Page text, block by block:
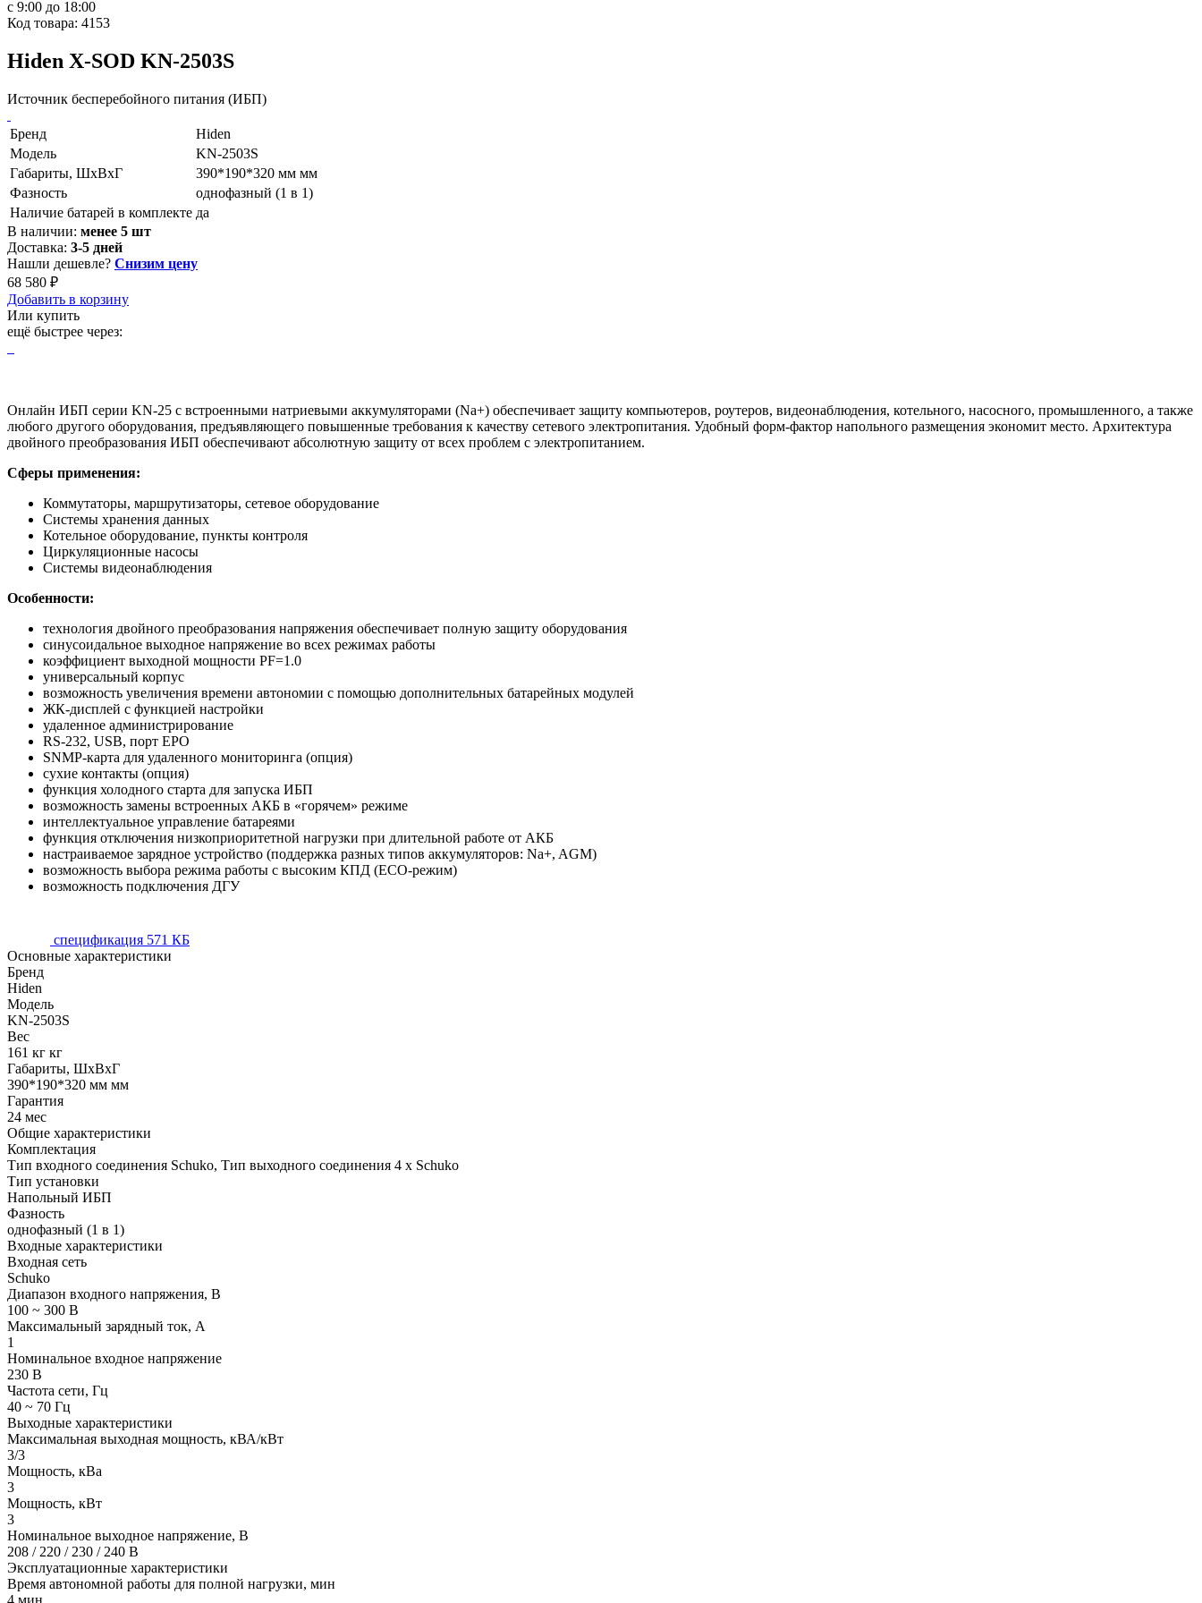
с 9:00 до 18:00
Код товара: 4153
Hiden X-SOD KN-2503S
Источник бесперебойного питания (ИБП)
Бренд
Hiden
Модель
KN-2503S
Габариты, ШхВхГ
390*190*320 мм мм
Фазность
однофазный (1 в 1)
Наличие батарей в комплекте да
В наличии: менее 5 шт
Доставка: 3-5 дней
Нашли дешевле? Снизим цену
68 580 ₽
Добавить в корзину
Или купить
ещё быстрее через:
Онлайн ИБП серии KN-25 с встроенными натриевыми аккумуляторами (Na+) обеспечивает защиту компьютеров, роутеров, видеонаблюдения, котельного, насосного, промышленного, а также
любого другого оборудования, предъявляющего повышенные требования к качеству сетевого электропитания. Удобный форм-фактор напольного размещения экономит место. Архитектура
двойного преобразования ИБП обеспечивают абсолютную защиту от всех проблем с электропитанием.
Сферы применения:
Коммутаторы, маршрутизаторы, сетевое оборудование
Системы хранения данных
Котельное оборудование, пункты контроля
Циркуляционные насосы
Системы видеонаблюдения
Особенности:
технология двойного преобразования напряжения обеспечивает полную защиту оборудования
синусоидальное выходное напряжение во всех режимах работы
коэффициент выходной мощности PF=1.0
универсальный корпус
возможность увеличения времени автономии с помощью дополнительных батарейных модулей
ЖК-дисплей с функцией настройки
удаленное администрирование
RS-232, USB, порт EPO
SNMP-карта для удаленного мониторинга (опция)
сухие контакты (опция)
функция холодного старта для запуска ИБП
возможность замены встроенных АКБ в «горячем» режиме
интеллектуальное управление батареями
функция отключения низкоприоритетной нагрузки при длительной работе от АКБ
настраиваемое зарядное устройство (поддержка разных типов аккумуляторов: Na+, AGM)
возможность выбора режима работы с высоким КПД (ECO-режим)
возможность подключения ДГУ
спецификация 571 КБ
Основные характеристики
Бренд
Hiden
Модель
KN-2503S
Вес
161 кг кг
Габариты, ШхВхГ
390*190*320 мм мм
Гарантия
24 мес
Общие характеристики
Комплектация
Тип входного соединения Schuko, Тип выходного соединения 4 x Schuko
Тип установки
Напольный ИБП
Фазность
однофазный (1 в 1)
Входные характеристики
Входная сеть
Schuko
Диапазон входного напряжения, В
100 ~ 300 В
Максимальный зарядный ток, А
1
Номинальное входное напряжение
230 В
Частота сети, Гц
40 ~ 70 Гц
Выходные характеристики
Максимальная выходная мощность, кВА/кВт
3/3
Мощность, кВа
3
Мощность, кВт
3
Номинальное выходное напряжение, В
208 / 220 / 230 / 240 В
Эксплуатационные характеристики
Время автономной работы для полной нагрузки, мин
4 мин